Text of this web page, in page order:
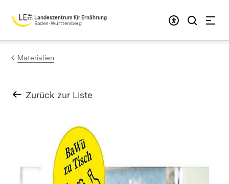
Zum Inhalt springen
Landeszentrum für Ernährung
Baden-Württemberg
Materialien
Zurück zur Liste